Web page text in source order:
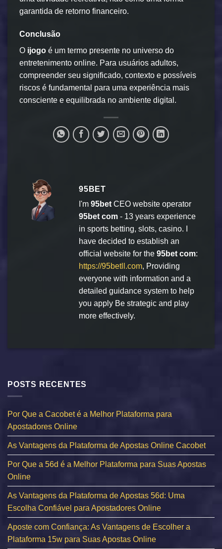
garantida de retorno financeiro.
Conclusão
O ijogo é um termo presente no universo do
entretenimento online. Para usuários adultos,
compreender seu significado, contexto e possíveis
riscos é fundamental para uma experiência mais
consciente e equilibrada no ambiente digital.
95BET
I'm 95bet CEO website operator
95bet com - 13 years experience
in sports betting, slots, casino. I
have decided to establish an
official website for the 95bet com:
https://95betll.com, Providing
everyone with information and a
detailed guidance system to help
you apply Be strategic and play
more effectively.
POSTS RECENTES
Por Que a Cacobet é a Melhor Plataforma para
Apostadores Online
As Vantagens da Plataforma de Apostas Online Cacobet
Por Que a 56d é a Melhor Plataforma para Suas Apostas
Online
As Vantagens da Plataforma de Apostas 56d: Uma
Escolha Confiável para Apostadores Online
Aposte com Confiança: As Vantagens de Escolher a
Plataforma 15w para Suas Apostas Online